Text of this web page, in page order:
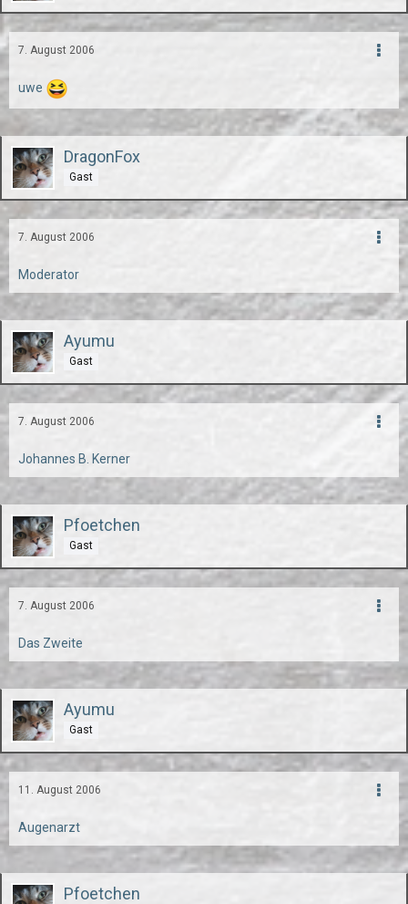
7. August 2006
uwe
DragonFox
Gast
7. August 2006
Moderator
Ayumu
Gast
7. August 2006
Johannes B. Kerner
Pfoetchen
Gast
7. August 2006
Das Zweite
Ayumu
Gast
11. August 2006
Augenarzt
Pfoetchen